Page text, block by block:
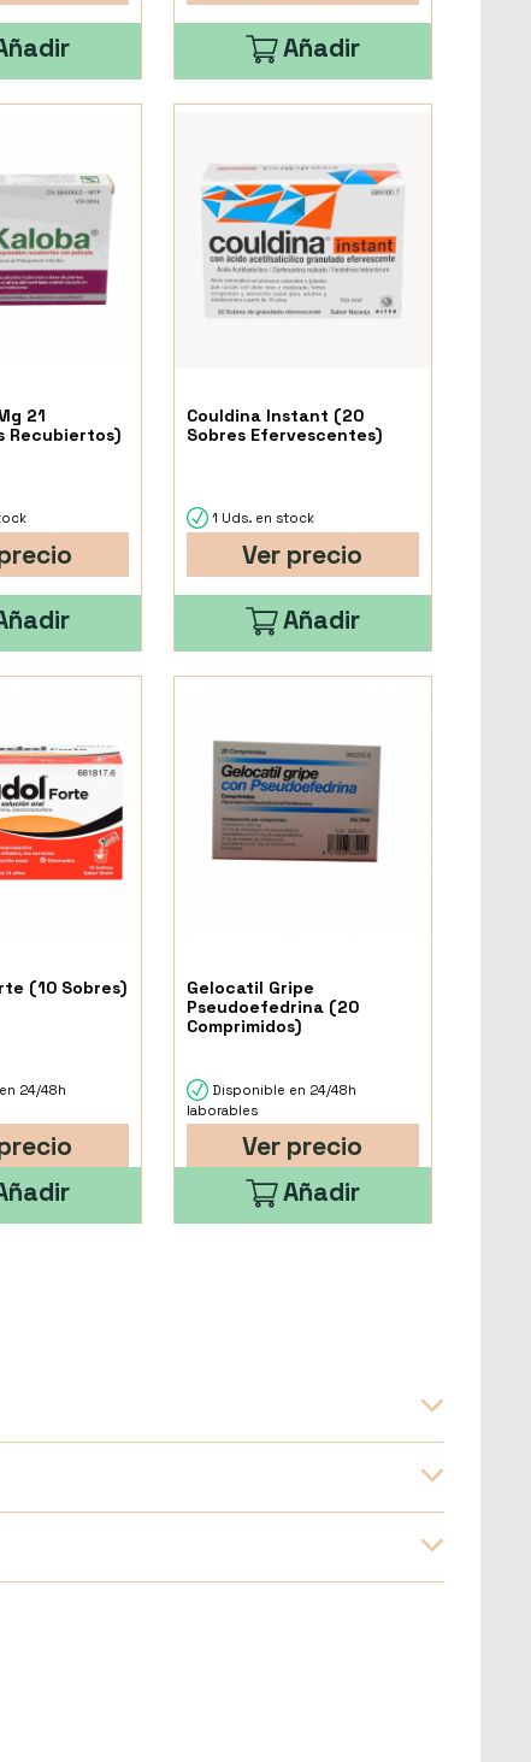
Añadir
21
Recubiertos)
Couldina Instant (20
Sobres Efervescentes)
1 Uds. en stock
Ver precio
Añadir
(10 Sobres)
24/48h
Gelocatil Gripe
Pseudoefedrina (20
Comprimidos)
Disponible en 24/48h
laborables
Ver precio
Añadir